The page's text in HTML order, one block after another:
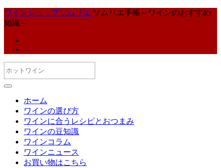
ワインショップソムリエ ソムリエ手帳～ワインのおすすめ
知識～
ホーム
ワインの選び方
ワインに合うレシピとおつまみ
ワインの豆知識
ワインコラム
ワインニュース
お買い物はこちら